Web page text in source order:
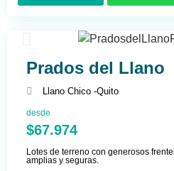
Prados del Llano
Llano Chico -Quito
desde
$67.974
Lotes de terreno con generosos
amplias y seguras.